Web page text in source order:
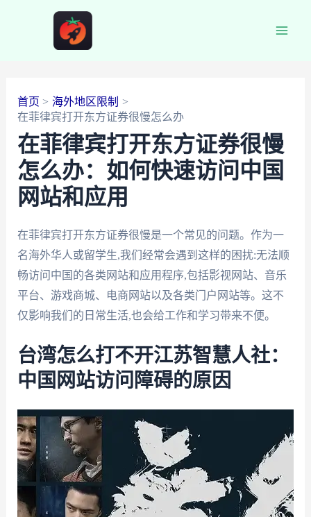
首页
海外地区限制
在菲律宾打开东方证券很慢怎么办
在菲律宾打开东方证券很慢
怎么办：如何快速访问中国
网站和应用
在菲律宾打开东方证券很慢是一个常见的问题。作为一
名海外华人或留学生,我们经常会遇到这样的困扰:无法顺
畅访问中国的各类网站和应用程序,包括影视网站、音乐
平台、游戏商城、电商网站以及各类门户网站等。这不
仅影响我们的日常生活,也会给工作和学习带来不便。
台湾怎么打不开江苏智慧人社：
中国网站访问障碍的原因